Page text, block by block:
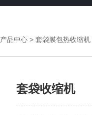
产品中心 > 套袋膜包热收缩机
套袋收缩机